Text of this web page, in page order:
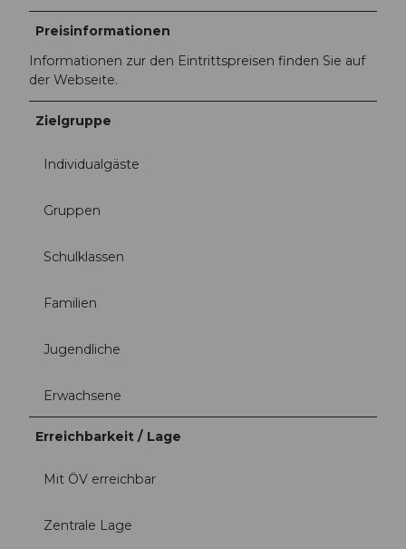
Preisinformationen
Informationen zur den Eintrittspreisen finden Sie auf
der Webseite.
Zielgruppe
Individualgäste
Gruppen
Schulklassen
Familien
Jugendliche
Erwachsene
Erreichbarkeit / Lage
Mit ÖV erreichbar
Zentrale Lage